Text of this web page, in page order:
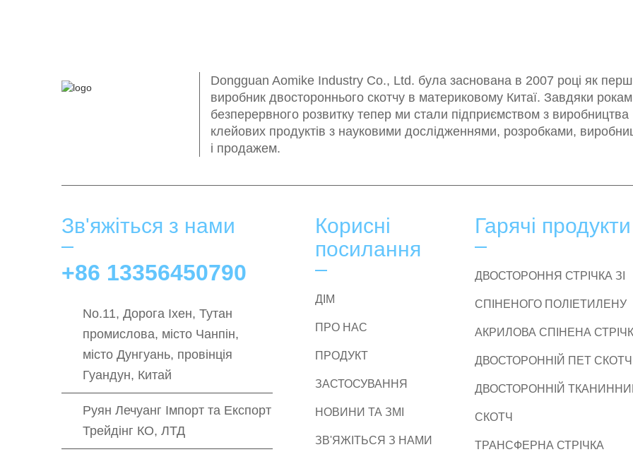
Dongguan Aomike Industry Co., Ltd. була заснована в 2007 році як
виробник двостороннього скотчу в материковому Китаї. Завдяки рокам
безперервного розвитку тепер ми стали підприємством з виробництва
клейових продуктів з науковими дослідженнями, розробками,
і продажем.
Зв'яжіться з нами
+86 13356450790
No.11, Дорога Іхен, Тутан
промислова, місто Чанпін,
місто Дунгуань, провінція
Гуандун, Китай
Руян Лечуанг Імпорт та Експорт
Трейдінг КО, ЛТД
Корисні
посилання
ДІМ
ПРО НАС
ПРОДУКТ
ЗАСТОСУВАННЯ
НОВИНИ ТА ЗМІ
ЗВ'ЯЖІТЬСЯ З НАМИ
Гарячі продукти
ДВОСТОРОННЯ СТРІЧКА ЗІ
СПІНЕНОГО ПОЛІЕТИЛЕНУ
АКРИЛОВА СПІНЕНА
ДВОСТОРОННІЙ ПЕТ СКОТЧ
ДВОСТОРОННІЙ
СКОТЧ
ТРАНСФЕРНА СТРІЧКА